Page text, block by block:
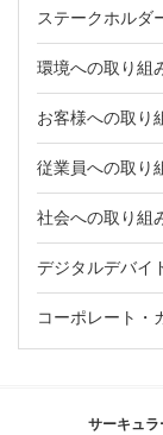
ステークホルダ
環境への取り組
お客様への取り
従業員への取り
社会への取り組
デジタルデバイ
コーポレート・
サーキュ